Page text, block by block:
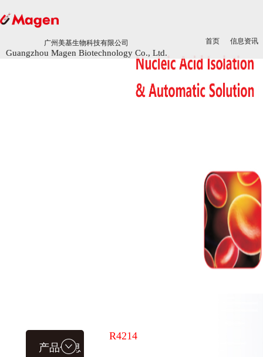
广州美基生物科技有限公司
Guangzhou Magen Biotechnology Co., Ltd.
首页 信息资讯
广州美基生物科技有限公司
Guangzhou Magen Biotechnology Co., Ltd.
首页 信息资讯
产品信息
R4214